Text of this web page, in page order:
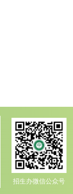
招生办微信公众号